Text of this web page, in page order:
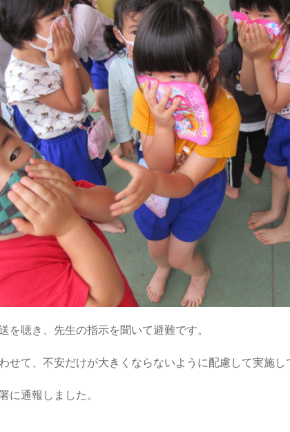
を聴き、先生の指示を聞いて避難です。
せて、不安だけが大きくならないように配慮して実施し
に通報しました。